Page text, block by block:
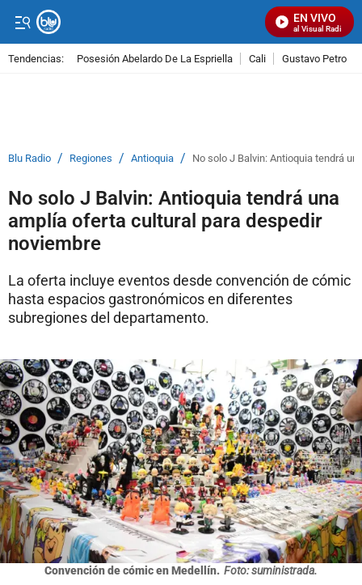
EN VIVO
Señal Visual Radio
Tendencias: Posesión Abelardo De La Espriella Cali Gustavo Petro
Blu Radio / Regiones / Antioquia / No solo J Balvin: Antioquia tendrá
No solo J Balvin: Antioquia tendrá una
amplía oferta cultural para despedir
noviembre
La oferta incluye eventos desde convención de cómic
hasta espacios gastronómicos en diferentes
subregiones del departamento.
Convención de cómic en Medellín. Foto: suministrada.